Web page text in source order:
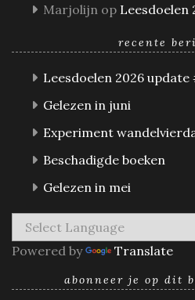
Marjolijn op Leesdoelen
recente
Leesdoelen 2026 update
Gelezen in juni
Experiment
Beschadigde boeken
Gelezen in mei
Powered by Translate
abonneer je op dit